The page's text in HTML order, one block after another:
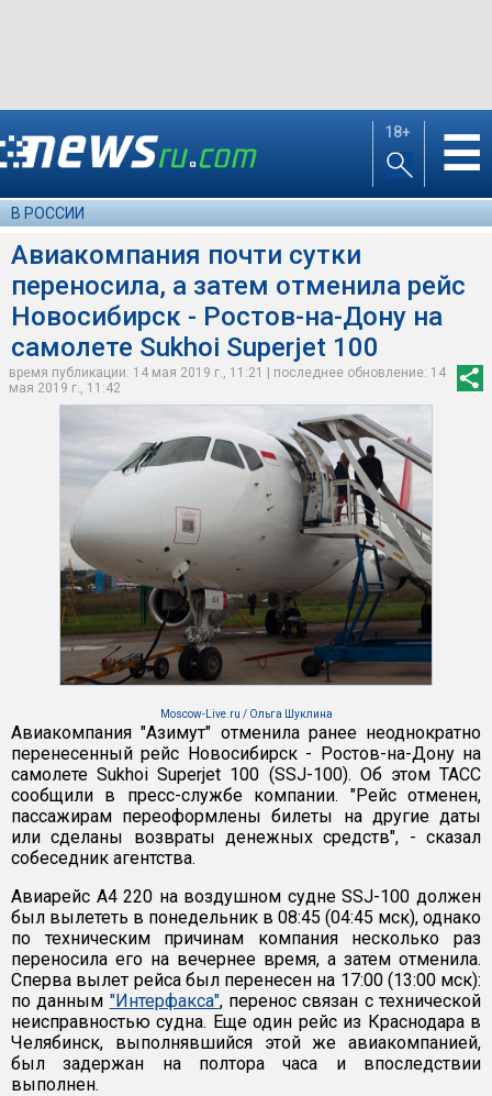
18+ ☰
В РОССИИ
Авиакомпания почти сутки
переносила, а затем отменила рейс
Новосибирск - Ростов-на-Дону на
самолете Sukhoi Superjet 100
время публикации: 14 мая 2019 г., 11:21 | последнее обновление: 14
мая 2019 г., 11:42
Moscow-Live.ru / Ольга Шуклина
Авиакомпания "Азимут" отменила ранее неоднократно
перенесенный рейс Новосибирск - Ростов-на-Дону на
самолете Sukhoi Superjet 100 (SSJ-100). Об этом ТАСС
сообщили в пресс-службе компании. "Рейс отменен,
пассажирам переоформлены билеты на другие даты
или сделаны возвраты денежных средств", - сказал
собеседник агентства.
Авиарейс А4 220 на воздушном судне SSJ-100 должен
был вылететь в понедельник в 08:45 (04:45 мск), однако
по техническим причинам компания несколько раз
переносила его на вечернее время, а затем отменила.
Сперва вылет рейса был перенесен на 17:00 (13:00 мск):
по данным "Интерфакса", перенос связан с технической
неисправностью судна. Еще один рейс из Краснодара в
Челябинск, выполнявшийся этой же авиакомпанией,
был задержан на полтора часа и впоследствии
выполнен.